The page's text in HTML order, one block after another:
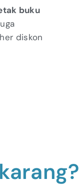
buku
diskon